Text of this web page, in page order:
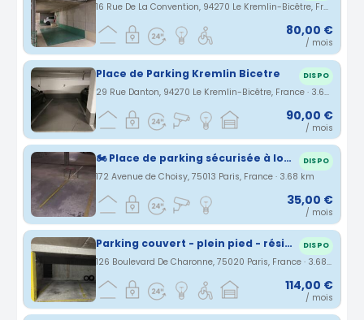
16 Rue De La Convention, 94270 Le Kremlin-Bicêtre, France · 3.65 km
80,00 €
/ mois
Place de Parking Kremlin Bicetre DISPO
29 Rue Danton, 94270 Le Kremlin-Bicêtre, France · 3.66 km
90,00 €
/ mois
🏍️ Place de parking sécurisée à louer pour moto, scooter ou vélos DISPO
172 Avenue de Choisy, 75013 Paris, France · 3.68 km
35,00 €
/ mois
Parking couvert - plein pied - résidence sécurisée DISPO
126 Boulevard De Charonne, 75020 Paris, France · 3.68 km
114,00 €
/ mois